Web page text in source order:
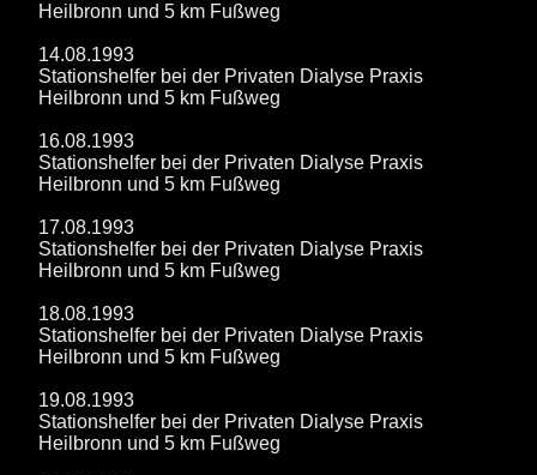
Heilbronn und 5 km Fußweg
14.08.1993
Stationshelfer bei der Privaten Dialyse Praxis
Heilbronn und 5 km Fußweg
16.08.1993
Stationshelfer bei der Privaten Dialyse Praxis
Heilbronn und 5 km Fußweg
17.08.1993
Stationshelfer bei der Privaten Dialyse Praxis
Heilbronn und 5 km Fußweg
18.08.1993
Stationshelfer bei der Privaten Dialyse Praxis
Heilbronn und 5 km Fußweg
19.08.1993
Stationshelfer bei der Privaten Dialyse Praxis
Heilbronn und 5 km Fußweg